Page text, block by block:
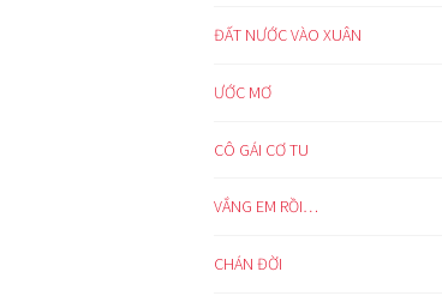
ĐẤT NƯỚC VÀO XUÂN
ƯỚC MƠ
CÔ GÁI CƠ TU
VẮNG EM RỒI…
CHÁN ĐỜI